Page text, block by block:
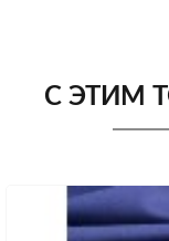
С ЭТИМ